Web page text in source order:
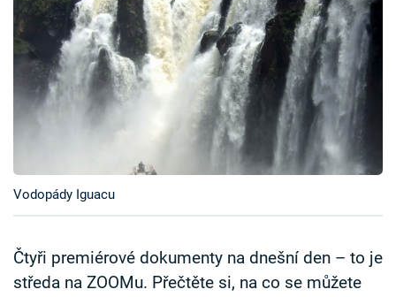
Témata
Pořady
TV Program
Sledujte prima+
Přihlášení
Vodopády Iguacu
Čtyři premiérové dokumenty na dnešní den – to je
středa na ZOOMu. Přečtěte si, na co se můžete